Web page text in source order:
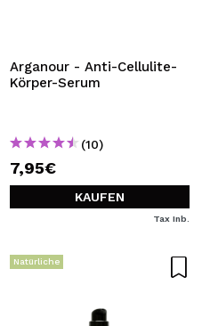
Arganour - Anti-Cellulite-
Körper-Serum
(10)
7,95€
KAUFEN
Tax Inb.
Natürliche